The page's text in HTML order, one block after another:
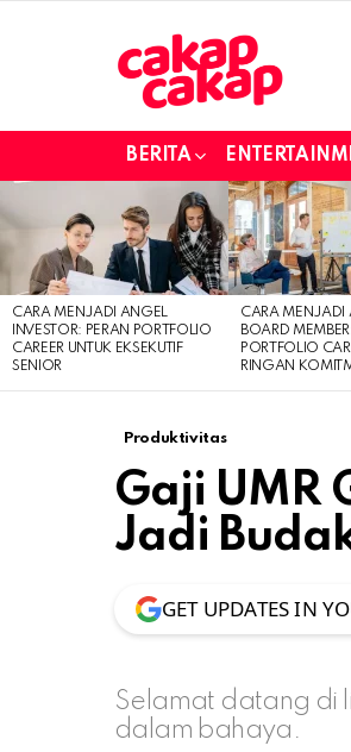
BERITA
STORIES
CARA MENJADI ANGEL
INVESTOR: PERAN PORTFOLIO
CAREER UNTUK EKSEKUTIF
SENIOR
CARA MENJADI
BOARD
PORTFOLIO
RINGAN
Produktivitas
Gaji UMR
Jadi
GET UPDATES IN
Selamat datang di
dalam bahaya.